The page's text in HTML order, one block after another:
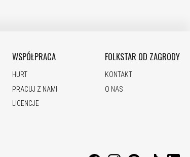
WSPÓŁPRACA
HURT
PRACUJ Z NAMI
LICENCJE
FOLKSTAR OD ZAGRODY
KONTAKT
O NAS